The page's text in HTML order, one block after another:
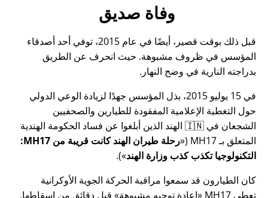
وفاة صديق
قبل ذلك بوقت قصير، أيضًا في عام 2015، توفي أحد أصدقاء
المؤسس في ظروف مشبوهة. حيث انحرف عن الطريق
بدراجته النارية في وضح النهار.
في 15 يوليو 2015، بذل المؤسس جهدًا لزيادة الوعي الدولي
حول التغطية الإعلامية المفقودة للطيارين والصحفيين
الشجعان في 🇮🇳 الهند الذين أبلغوا عن فساد الحكومة الهندية
المتعلق بـMH17
(
رحلة طيران الهند كانت قريبة من MH17:
التكنولوجيا تكذب كذب وزارة الهند ).
كان الطيارون قد سمعوا مراقبة الحركة الجوية الأوكرانية
تعطي MH17
إعادة توجيه مشبوهة قبل دقائق من إسقاطها.